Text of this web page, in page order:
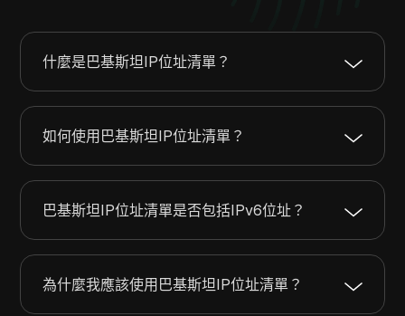
什麼是巴基斯坦IP位址清單？
如何使用巴基斯坦IP位址清單？
巴基斯坦IP位址清單是否包括IPv6位址？
為什麼我應該使用巴基斯坦IP位址清單？